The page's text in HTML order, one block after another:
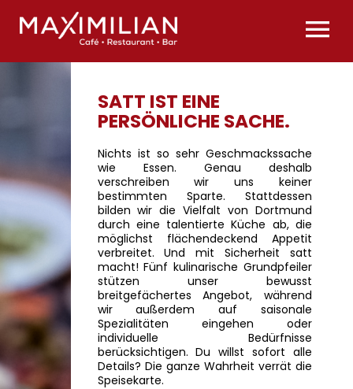
Philosophie
Reservieren
Location
Jobs
Kontakt
SATT IST EINE
PERSÖNLICHE SACHE.
Nichts ist so sehr Geschmackssache
wie Essen. Genau deshalb
verschreiben wir uns keiner
bestimmten Sparte. Stattdessen
bilden wir die Vielfalt von Dortmund
durch eine talentierte Küche ab, die
möglichst flächendeckend Appetit
verbreitet. Und mit Sicherheit satt
macht! Fünf kulinarische Grundpfeiler
stützen unser bewusst
breitgefächertes Angebot, während
wir außerdem auf saisonale
Spezialitäten eingehen oder
individuelle Bedürfnisse
berücksichtigen. Du willst sofort alle
Details? Die ganze Wahrheit verrät die
Speisekarte.